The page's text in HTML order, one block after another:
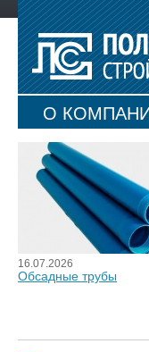
О
КАРТА
16.07.2026
Обсадные трубы